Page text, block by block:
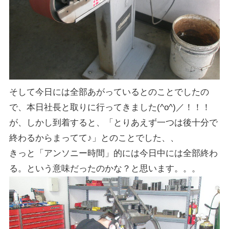
そして今日には全部あがっているとのことでしたの
で、本日社長と取りに行ってきました(^o^)／！！！
が、しかし到着すると、「とりあえず一つは後十分で
終わるからまってて♪」とのことでした、、
きっと「アンソニー時間」的には今日中には全部終わ
る。という意味だったのかな？と思います。。。